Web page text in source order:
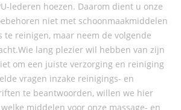
lederen hoezen. Daarom dient u onze
niet met schoonmaakmiddelen
te reinigen, maar neem de volgende
lang plezier wil hebben van zijn
om een juiste verzorging en reiniging
vragen inzake reinigings- en
te beantwoorden, willen we hier
middelen voor onze massage- en